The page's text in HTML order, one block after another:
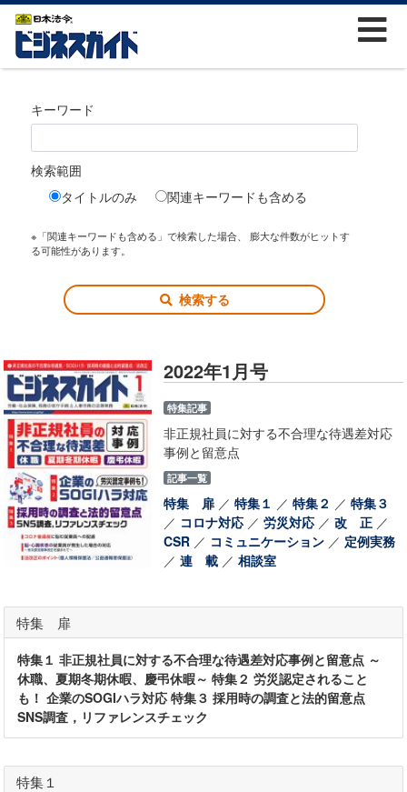
キーワード
検索範囲
タイトルのみ
関連キーワードも含める
※「関連キーワードも含める」で検索した場合、 膨大な件数がヒットす
る可能性があります。
検索する
2022年1月号
特集記事
非正規社員に対する不合理な待遇差対応
事例と留意点
記事一覧
特集 扉 ／特集１ ／特集２ ／特集３
／ コロナ対応 ／労災対応 ／改 正 ／
CSR ／ コミュニケーション ／ 定例実務
／連 載 ／相談室
特集 扉
特集１ 非正規社員に対する不合理な待遇差対応事例と留意点 ～
休職、夏期冬期休暇、慶弔休暇～ 特集２ 労災認定されること
も！ 企業のSOGIハラ対応 特集３ 採用時の調査と法的留意点
SNS調査，リファレンスチェック
特集１